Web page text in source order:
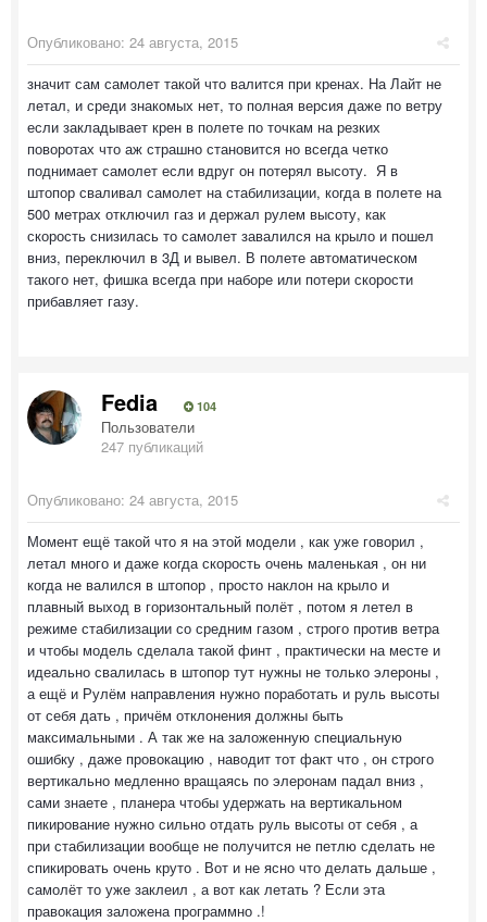
Опубликовано: 24 августа, 2015
значит сам самолет такой что валится при кренах. На Лайт не
летал, и среди знакомых нет, то полная версия даже по ветру
если закладывает крен в полете по точкам на резких
поворотах что аж страшно становится но всегда четко
поднимает самолет если вдруг он потерял высоту. Я в
штопор сваливал самолет на стабилизации, когда в полете на
500 метрах отключил газ и держал рулем высоту, как
скорость снизилась то самолет завалился на крыло и пошел
вниз, переключил в 3Д и вывел. В полете автоматическом
такого нет, фишка всегда при наборе или потери скорости
прибавляет газу.
Fedia 104
Пользователи
247 публикаций
Опубликовано: 24 августа, 2015
Момент ещё такой что я на этой модели , как уже говорил ,
летал много и даже когда скорость очень маленькая , он ни
когда не валился в штопор , просто наклон на крыло и
плавный выход в горизонтальный полёт , потом я летел в
режиме стабилизации со средним газом , строго против ветра
и чтобы модель сделала такой финт , практически на месте и
идеально свалилась в штопор тут нужны не только элероны ,
а ещё и Рулём направления нужно поработать и руль высоты
от себя дать , причём отклонения должны быть
максимальными . А так же на заложенную специальную
ошибку , даже провокацию , наводит тот факт что , он строго
вертикально медленно вращаясь по элеронам падал вниз ,
сами знаете , планера чтобы удержать на вертикальном
пикирование нужно сильно отдать руль высоты от себя , а
при стабилизации вообще не получится не петлю сделать не
спикировать очень круто . Вот и не ясно что делать дальше ,
самолёт то уже заклеил , а вот как летать ? Если эта
правокация заложена программно .!